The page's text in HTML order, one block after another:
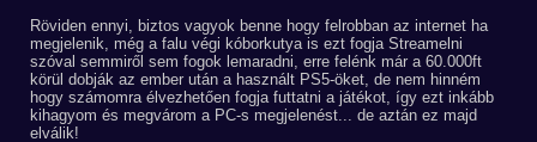
Röviden ennyi, biztos vagyok benne hogy felrobban az internet ha
megjelenik, még a falu végi kóborkutya is ezt fogja Streamelni
szóval semmiről sem fogok lemaradni, erre felénk már a 60.000ft
körül dobják az ember után a használt PS5-öket, de nem hinném
hogy számomra élvezhetően fogja futtatni a játékot, így ezt inkább
kihagyom és megvárom a PC-s megjelenést... de aztán ez majd
elválik!